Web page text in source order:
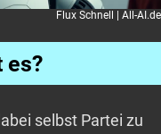
Flux Schnell | All-AI.de
es?
selbst Partei zu